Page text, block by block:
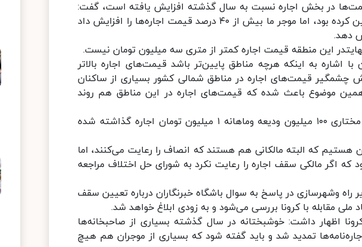
در بخش اجاره نسبت به سال گذشته افزایش یافته است، گفت:
با وجود آنکه سال گذشته دولت سقف نرخ اجاره تعیین کرده بود، اما موجر ما بیش از ۴۰ درصد قیمت اجاره‌ها را افزایش داد
این منطقه قیمت اجاره کمتر از متری سه میلیون تومان نیست.
اشاره به اینکه هرچه مناطق پایین‌تر باشد قیمت‌های اجاره بالاتر
چشمگیر قیمت‌های اجاره در مناطق شمالی کشور بسیاری از ساکنان
موضوع باعث شده که قیمت‌های اجاره در این مناطق هم روند
او ادامه داد: هم اکنون یک واحد ۶۰ متری در محله مختاری ۱۰۰ میلیون ودیعه وماهانه ۱ میلیون تومان اجاره گذاشته شده
هستیم که البته مالکانی هم هستند که انصاف را رعایت می‌کنند، اما
اگر مالکی سقف اجاره را رعایت نکرد به شورای حل اختلاف مراجعه
وشهرسازی در پاسخ به سوال باشگاه خبرنگاران درباره تعیین سقف
مقابله با کرونا بررسی می‌شود و به زودی ابلاغ خواهد شد.
اظهار داشت: خوشبختانه در سال گذشته بسیاری از صاحبخانه‌ها
تمدید شد و باید گفته شود که بسیاری از موجران هم هیچ